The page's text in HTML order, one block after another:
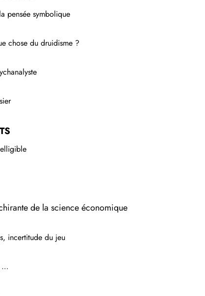
pensée symbolique
chose du druidisme ?
de la science économique
incertitude du jeu
…